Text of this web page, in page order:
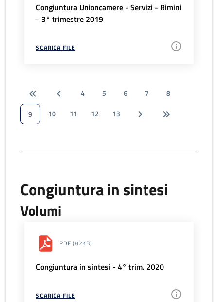
Congiuntura Unioncamere - Servizi - Rimini
- 3° trimestre 2019
SCARICA FILE
4 5 6 7
8
9
10 11 12 13
Congiuntura in sintesi
Volumi
PDF (82KB)
Congiuntura in sintesi - 4° trim. 2020
SCARICA FILE